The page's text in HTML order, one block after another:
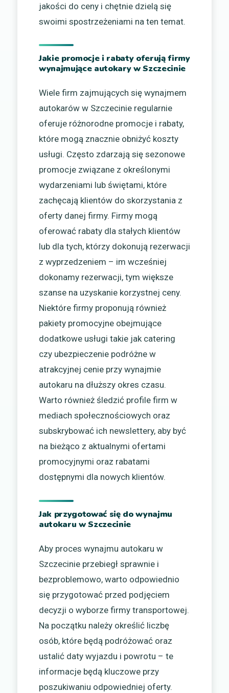
jakości do ceny i chętnie dzielą się
swoimi spostrzeżeniami na ten temat.
Jakie promocje i rabaty oferują firmy
wynajmujące autokary w Szczecinie
Wiele firm zajmujących się wynajmem
autokarów w Szczecinie regularnie
oferuje różnorodne promocje i rabaty,
które mogą znacznie obniżyć koszty
usługi. Często zdarzają się sezonowe
promocje związane z określonymi
wydarzeniami lub świętami, które
zachęcają klientów do skorzystania z
oferty danej firmy. Firmy mogą
oferować rabaty dla stałych klientów
lub dla tych, którzy dokonują rezerwacji
z wyprzedzeniem – im wcześniej
dokonamy rezerwacji, tym większe
szanse na uzyskanie korzystnej ceny.
Niektóre firmy proponują również
pakiety promocyjne obejmujące
dodatkowe usługi takie jak catering
czy ubezpieczenie podróżne w
atrakcyjnej cenie przy wynajmie
autokaru na dłuższy okres czasu.
Warto również śledzić profile firm w
mediach społecznościowych oraz
subskrybować ich newslettery, aby być
na bieżąco z aktualnymi ofertami
promocyjnymi oraz rabatami
dostępnymi dla nowych klientów.
Jak przygotować się do wynajmu
autokaru w Szczecinie
Aby proces wynajmu autokaru w
Szczecinie przebiegł sprawnie i
bezproblemowo, warto odpowiednio
się przygotować przed podjęciem
decyzji o wyborze firmy transportowej.
Na początku należy określić liczbę
osób, które będą podróżować oraz
ustalić daty wyjazdu i powrotu – te
informacje będą kluczowe przy
poszukiwaniu odpowiedniej oferty.